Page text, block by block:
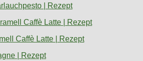
| Rezept
Caffè Latte | Rezept